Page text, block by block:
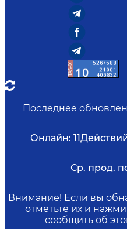
Последнее
Онлайн: 11
Ср. прод.
Внимание! Если вы
отметьте их и
сообщить об